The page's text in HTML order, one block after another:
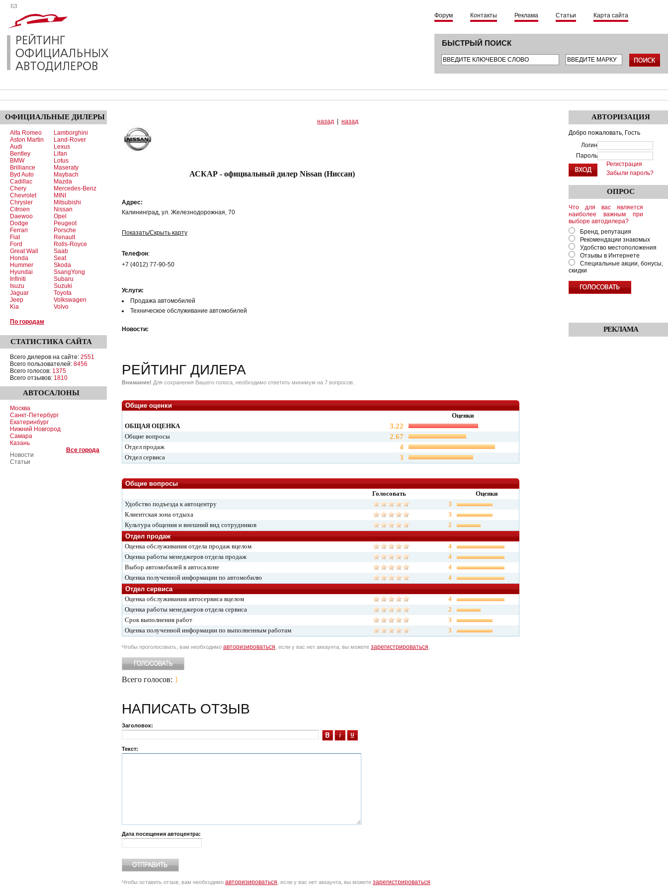
Форум Контакты Реклама Статьи Карта сайта
БЫСТРЫЙ ПОИСК
ОФИЦИАЛЬНЫЕ ДИЛЕРЫ
Alfa Romeo
Aston Martin
Audi
Bentley
BMW
Brilliance
Byd Auto
Cadillac
Chery
Chevrolet
Chrysler
Citroen
Daewoo
Dodge
Ferrari
Fiat
Ford
Great Wall
Honda
Hummer
Hyundai
Infiniti
Isuzu
Jaguar
Jeep
Kia
Lamborghini
Land-Rover
Lexus
Lifan
Lotus
Maseraty
Maybach
Mazda
Mercedes-Benz
MINI
Mitsubishi
Nissan
Opel
Peugeot
Porsche
Renault
Rolls-Royce
Saab
Seat
Skoda
SsangYong
Subaru
Suzuki
Toyota
Volkswagen
Volvo
По городам
СТАТИСТИКА САЙТА
Всего дилеров на сайте: 2551
Всего пользователей: 8456
Всего голосов: 1375
Всего отзывов: 1810
АВТОСАЛОНЫ
Москва
Санкт-Петербург
Екатеринбург
Нижний Новгород
Самара
Казань
Все города
Новости
Статьи
АВТОРИЗАЦИЯ
Добро пожаловать, Гость
Логин
Пароль
Регистрация
Забыли пароль?
ОПРОС
Что для вас является
наиболее важным при
выборе автодилера?
Бренд, репутация
Рекомендации знакомых
Удобство местоположения
Отзывы в Интернете
Специальные акции, бонусы,
скидки
РЕКЛАМА
назад назад
АСКАР - официальный дилер Nissan (Ниссан)
Адрес:
Калининград, ул. Железнодорожная, 70
Показать/Скрыть карту
Телефон:
+7 (4012) 77-90-50
Услуги:
Продажа автомобилей
Техническое обслуживание автомобилей
Новости:
РЕЙТИНГ ДИЛЕРА
Внимание! Для сохранения Вашего голоса, необходимо ответить минимум на 7 вопросов.
Общие оценки
Оценки
ОБЩАЯ ОЦЕНКА
3.22
Общие вопросы 2.67
Отдел продаж 4
Отдел сервиса 3
Общие вопросы
Голосовать
Оценки
Удобство подъезда к автоцентру
3
Клиентская зона отдыха
3
Культура общения и внешний вид сотрудников
2
Отдел продаж
Оценка обслуживания отдела продаж вцелом
4
Оценка работы менеджеров отдела продаж
4
Выбор автомобилей в автосалоне
4
Оценка полученной информации по автомобилю
4
Отдел сервиса
Оценка обслуживания автосервиса вцелом
4
Оценка работы менеджеров отдела сервиса
2
Срок выполнения работ
3
Оценка полученной информации по выполненным работам
3
Чтобы проголосовать, вам необходимо авторизироваться , если у вас нет аккаунта, вы можете зарегистрироваться
Всего голосов: 1
НАПИСАТЬ ОТЗЫВ
Заголовок:
Текст:
Дата посещения автоцентра:
Чтобы оставить отзыв, вам необходимо авторизироваться , если у вас нет аккаунта, вы можете зарегистрироваться